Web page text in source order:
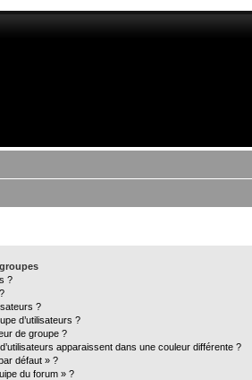
?
?
d’utilisateurs ?
de groupe ?
apparaissent dans une couleur différente ?
défaut » ?
du forum » ?